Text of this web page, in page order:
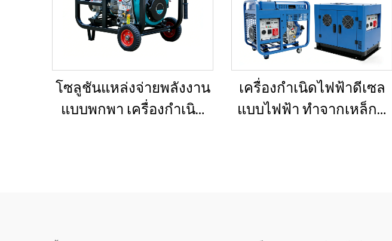
โซลูชันแหล่งจ่ายพลังงาน
แบบพกพา เครื่องกำเนิด
เครื่องกำเนิดไฟฟ้าดีเซล
แบบไฟฟ้า ทำจากเหล็กที่